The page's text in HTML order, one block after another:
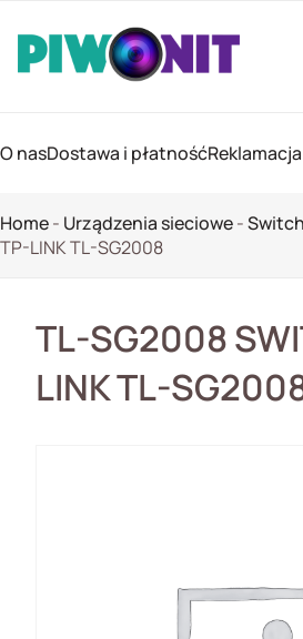
O nasDostawa i płatność
Home- Urządzenia sieciowe-
TP-LINK TL-SG2008
TL-SG2008
LINK TL-